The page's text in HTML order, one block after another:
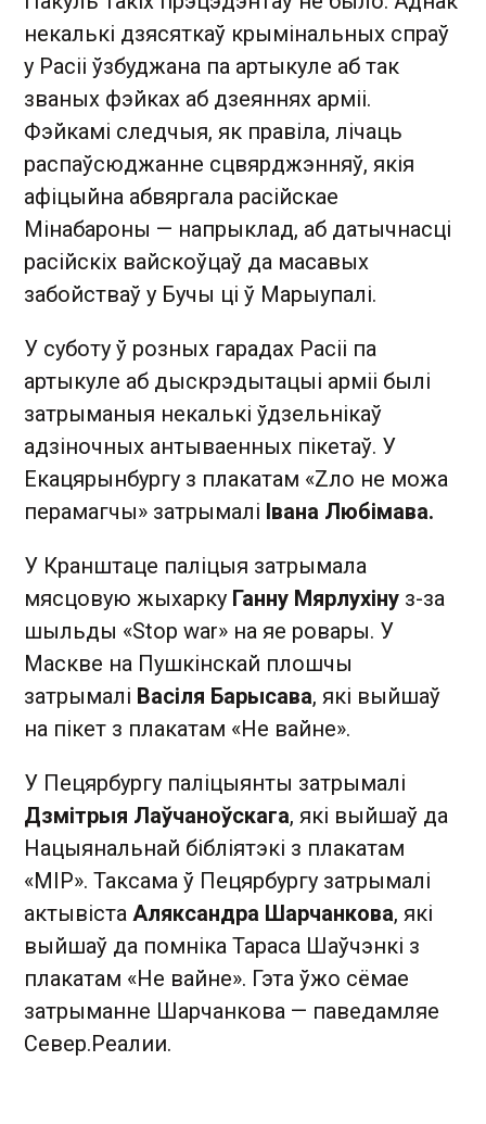
некалькі дзясяткаў крымінальных спраў
у Расіі ўзбуджана па артыкуле аб так
званых фэйках аб дзеяннях арміі.
Фэйкамі следчыя, як правіла, лічаць
распаўсюджанне сцвярджэнняў, якія
афіцыйна абвяргала расійскае
Мінабароны — напрыклад, аб датычнасці
расійскіх вайскоўцаў да масавых
забойстваў у Бучы ці ў Марыупалі.
У суботу ў розных гарадах Расіі па
артыкуле аб дыскрэдытацыі арміі былі
затрыманыя некалькі ўдзельнікаў
адзіночных антываенных пікетаў. У
Екацярынбургу з плакатам «Zло не можа
перамагчы» затрымалі Івана Любімава.
У Кранштаце паліцыя затрымала
мясцовую жыхарку Ганну Мярлухіну з-за
шыльды «Stop war» на яе ровары. У
Маскве на Пушкінскай плошчы
затрымалі Васіля Барысава, які выйшаў
на пікет з плакатам «Не вайне».
У Пецярбургу паліцыянты затрымалі
Дзмітрыя Лаўчаноўскага, які выйшаў да
Нацыянальнай бібліятэкі з плакатам
«МІР». Таксама ў Пецярбургу затрымалі
актывіста Аляксандра Шарчанкова, які
выйшаў да помніка Тараса Шаўчэнкі з
плакатам «Не вайне». Гэта ўжо сёмае
затрыманне Шарчанкова — паведамляе
Север.Реалии.